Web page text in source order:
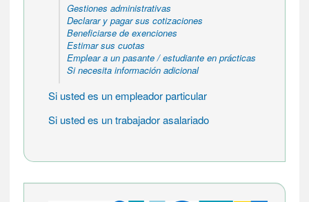
Gestiones administrativas
Declarar y pagar sus cotizaciones
Beneficiarse de exenciones
Estimar sus cuotas
Emplear a un pasante / estudiante en prácticas
Si necesita información adicional
Si usted es un empleador particular
Si usted es un trabajador asalariado